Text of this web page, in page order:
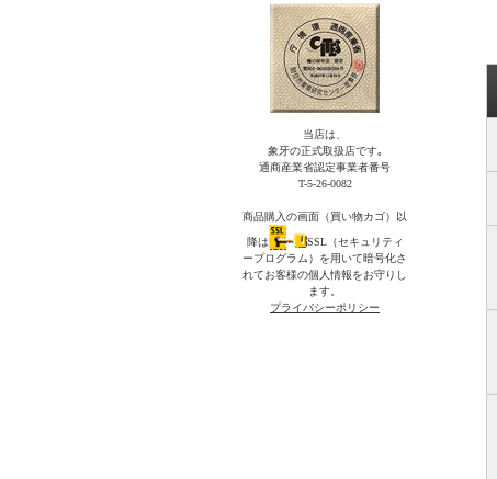
当店は、
象牙の正式取扱店です｡
通商産業省認定事業者番号
T-5-26-0082
商品購入の画面（買い物カゴ）以
降は
SSL（セキュリティ
ープログラム）を用いて暗号化さ
れてお客様の個人情報をお守りし
ます。
プライバシーポリシー